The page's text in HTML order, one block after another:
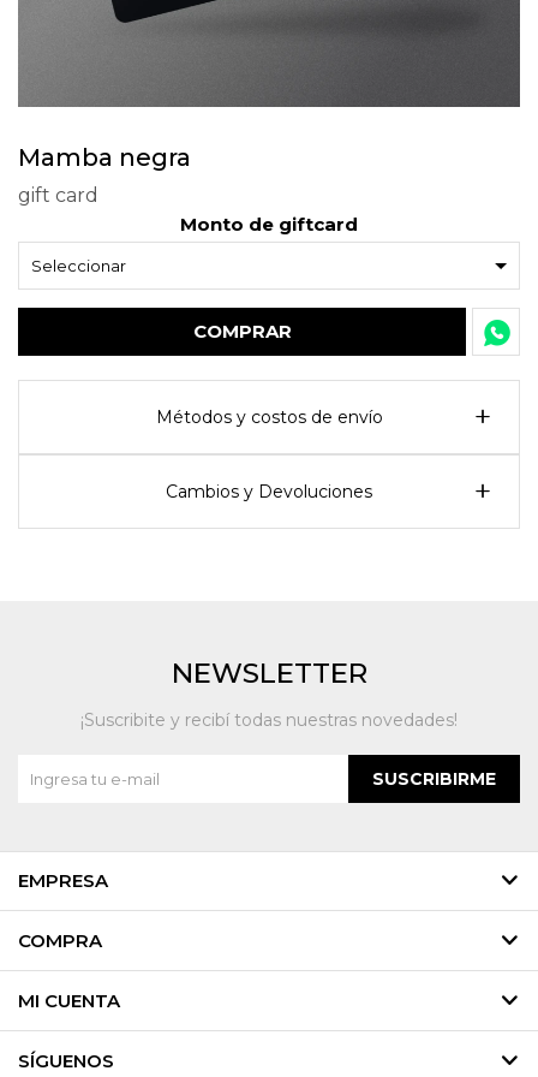
Mamba negra
gift card
Monto de giftcard
COMPRAR
Métodos y costos de envío
Cambios y Devoluciones
EMPRESA
COMPRA
MI CUENTA
SÍGUENOS
NEWSLETTER
¡Suscribite y recibí todas nuestras novedades!
SUSCRIBIRME